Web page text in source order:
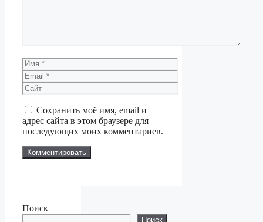
Имя
Email
Сайт
Сохранить моё имя, email и
адрес сайта в этом браузере для
последующих моих комментариев.
Поиск
Поиск